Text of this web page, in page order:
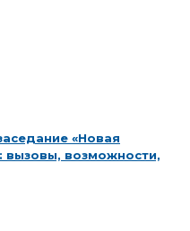
«Новая
вызовы, возможности,